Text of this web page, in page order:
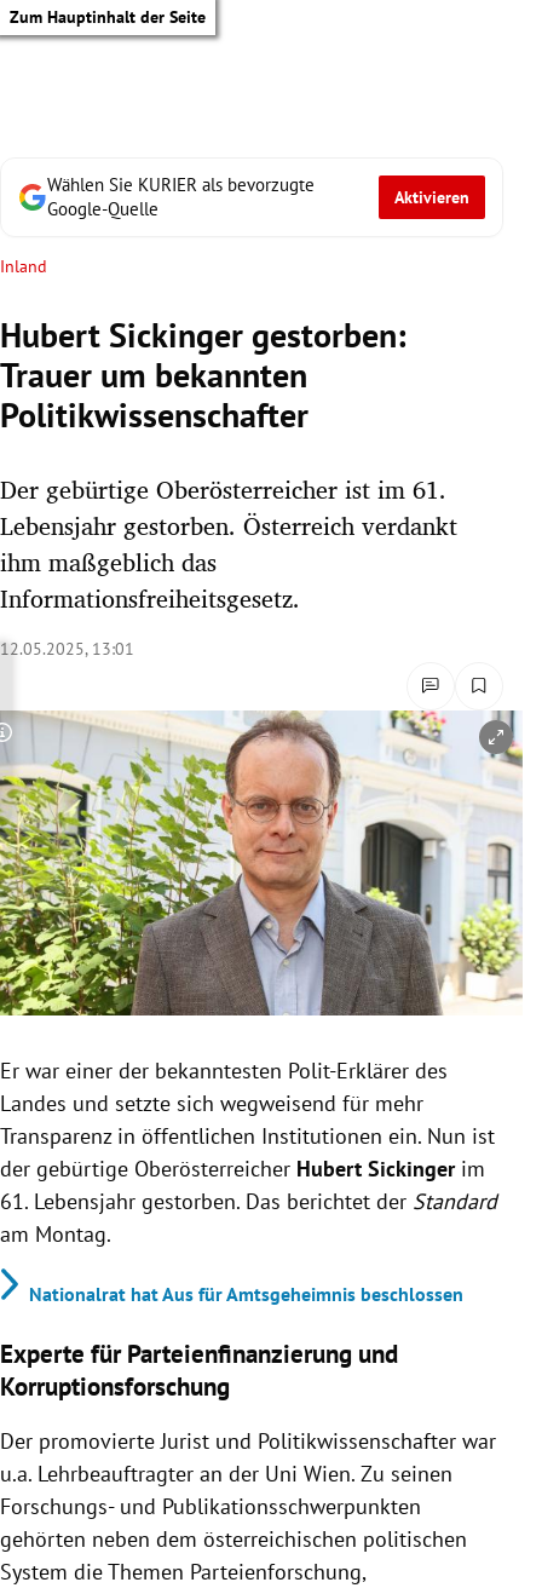
Zum Hauptinhalt der Seite
Untermenü
Untermenü
Untermenü
Untermenü
Untermenü
Untermenü
Untermenü
Wählen Sie KURIER als bevorzugte
Google-Quelle
Aktivieren
Inland
Hubert Sickinger gestorben:
Trauer um bekannten
Politikwissenschafter
Der gebürtige Oberösterreicher ist im 61.
Lebensjahr gestorben. Österreich verdankt
ihm maßgeblich das
Informationsfreiheitsgesetz.
12.05.2025, 13:01
Copyright-Hinweis öffnen/schließen
Er war einer der bekanntesten Polit-Erklärer des
Landes und setzte sich wegweisend für mehr
Transparenz in öffentlichen Institutionen ein. Nun ist
der gebürtige Oberösterreicher Hubert Sickingerim
61. Lebensjahr gestorben. Das berichtet der Standard
am Montag.
Nationalrat hat Aus für Amtsgeheimnis beschlossen
Experte für Parteienfinanzierung und
Korruptionsforschung
Der promovierte Jurist und Politikwissenschafter war
u.a. Lehrbeauftragter an der Uni Wien. Zu seinen
Forschungs- und Publikationsschwerpunkten
gehörten neben dem österreichischen politischen
System die Themen Parteienforschung,